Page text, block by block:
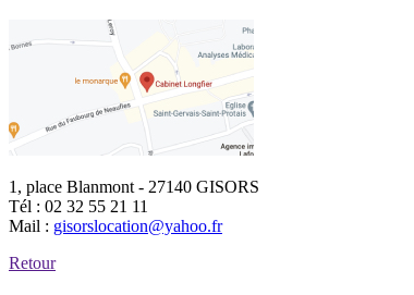
1, place Blanmont - 27140 GISORS
Tél : 02 32 55 21 11
Mail : gisorslocation@yahoo.fr
Retour